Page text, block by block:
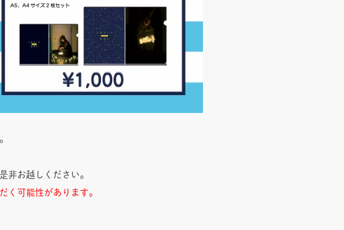
非お越しください。
く可能性があります。